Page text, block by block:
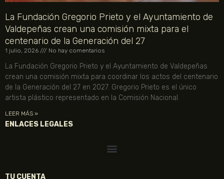
La Fundación Gregorio Prieto y el Ayuntamiento de
Valdepeñas crean una comisión mixta para el
centenario de la Generación del 27
1 julio, 2026 No hay comentarios
La Fundación Gregorio Prieto y el Ayuntamiento de Valdepeñas
crean una comisión mixta para coordinar los actos del centenario
de la Generación del 27 en 2027. Gregorio Prieto es el único
artista plástico representado en la Comisión Nacional.
LEER MÁS »
ENLACES LEGALES
TU CUENTA